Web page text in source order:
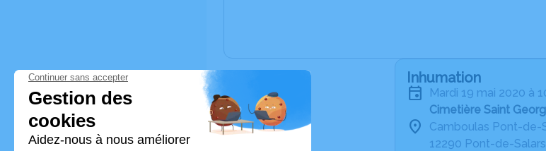
Inhumation
mardi 19 mai 2020 à
Cimetière Saint
Camboulas Pont-de-
12290 Pont-de-Salars